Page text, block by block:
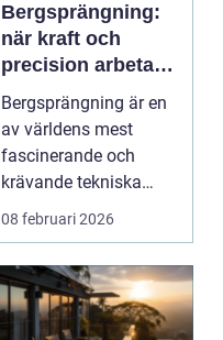
Bergsprängning:
när kraft och
precision arbetar
tillsammans
Bergsprängning är en
av världens mest
fascinerande och
krävande tekniska
procedu...
08 februari 2026